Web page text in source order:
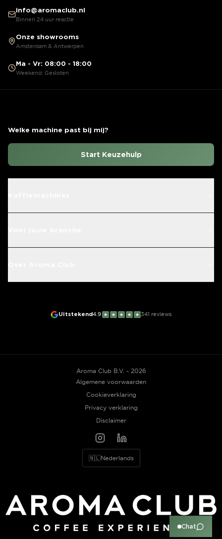
info@aromaclub.nl
Binnen 24 uur reactie
Onze showrooms
Amsterdam & Antwerpen
Ma - Vr: 08:00 - 18:00
Weekend: Gesloten
Welke machine past bij mij?
Start Keuzehulp
Uitstekend4.9 ★ ★ ★ ★ ★ 341 reviews
Aroma Club B.V. - 2026
Algemene voorwaarden
Cookieverklaring
Privacy verklaring
Disclaimer
🇳🇱Nederlands
Chat